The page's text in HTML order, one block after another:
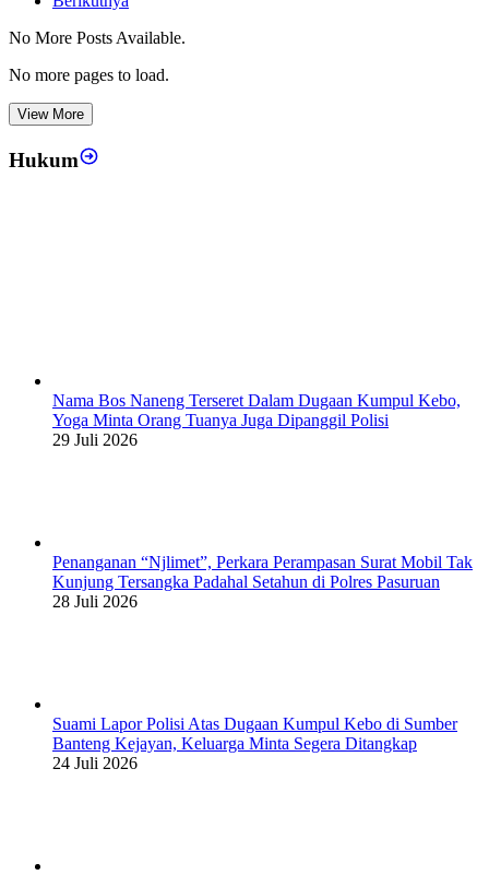
No More Posts Available.
No more pages to load.
View More
Hukum
Nama Bos Naneng Terseret Dalam Dugaan Kumpul Kebo,
Yoga Minta Orang Tuanya Juga Dipanggil Polisi
29 Juli 2026
Penanganan “Njlimet”, Perkara Perampasan Surat Mobil Tak
Kunjung Tersangka Padahal Setahun di Polres Pasuruan
28 Juli 2026
Suami Lapor Polisi Atas Dugaan Kumpul Kebo di Sumber
Banteng Kejayan, Keluarga Minta Segera Ditangkap
24 Juli 2026